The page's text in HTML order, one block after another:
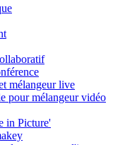
mélangeur live
pour mélangeur vidéo
in Picture'